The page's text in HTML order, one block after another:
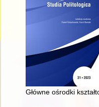
Główne ośrodki